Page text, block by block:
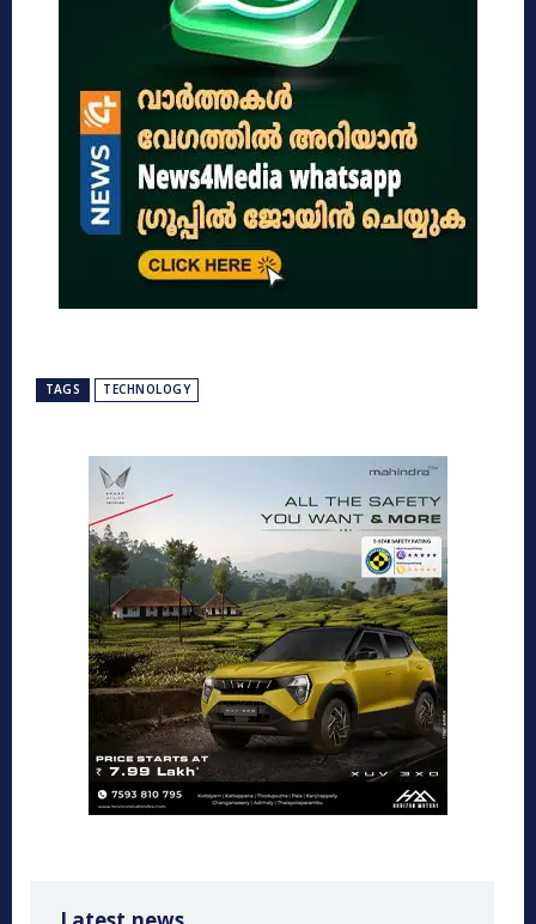
TAGS TECHNOLOGY